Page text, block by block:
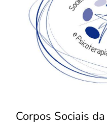
Corpos Sociais